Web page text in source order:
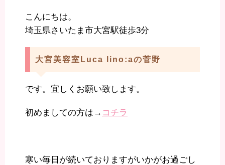
こんにちは。
埼玉県さいたま市大宮駅徒歩3分
大宮美容室Luca lino:aの菅野
です。宜しくお願い致します。
初めましての方は→ コチラ
寒い毎日が続いておりますがいかがお過ごし